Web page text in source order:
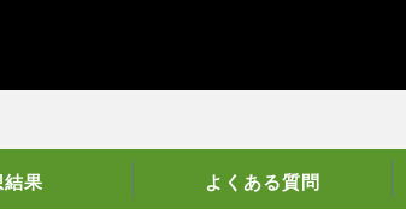
結果 よくある質問